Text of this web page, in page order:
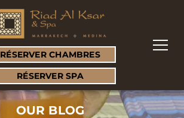
RÉSERVER CHAMBRES
RÉSERVER SPA
OUR BLOG